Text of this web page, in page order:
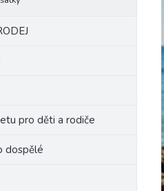
pro děti a rodiče
dospělé